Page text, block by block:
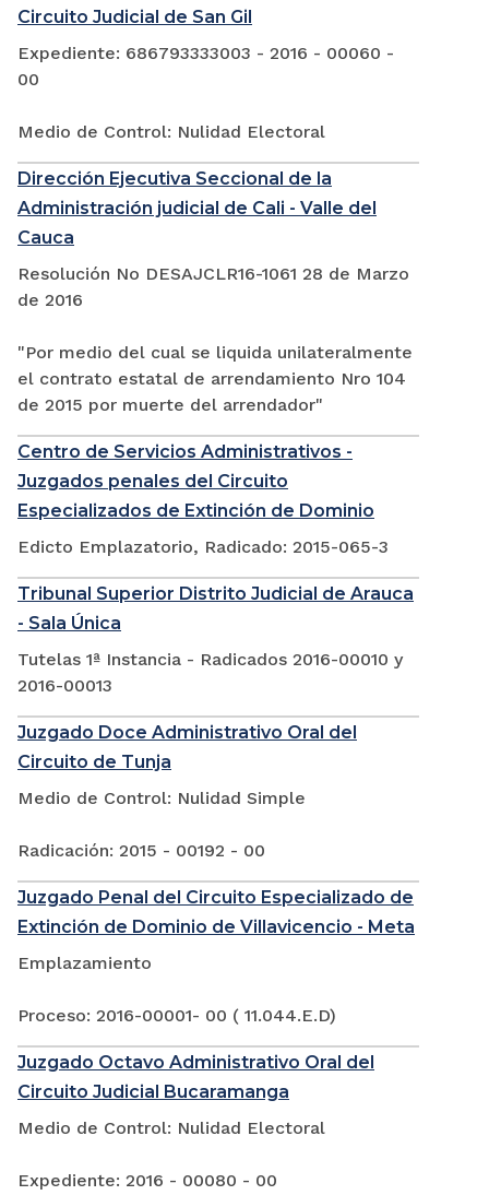
Circuito Judicial de San Gil
Expediente: 686793333003 - 2016 - 00060 -
00
Medio de Control: Nulidad Electoral
Dirección Ejecutiva Seccional de la
Administración judicial de Cali - Valle del
Cauca
Resolución No DESAJCLR16-1061 28 de Marzo
de 2016
"Por medio del cual se liquida unilateralmente
el contrato estatal de arrendamiento Nro 104
de 2015 por muerte del arrendador"
Centro de Servicios Administrativos -
Juzgados penales del Circuito
Especializados de Extinción de Dominio
Edicto Emplazatorio, Radicado: 2015-065-3
Tribunal Superior Distrito Judicial de Arauca
- Sala Única
Tutelas 1ª Instancia - Radicados 2016-00010 y
2016-00013
Juzgado Doce Administrativo Oral del
Circuito de Tunja
Medio de Control: Nulidad Simple
Radicación: 2015 - 00192 - 00
Juzgado Penal del Circuito Especializado de
Extinción de Dominio de Villavicencio - Meta
Emplazamiento
Proceso: 2016-00001- 00 ( 11.044.E.D)
Juzgado Octavo Administrativo Oral del
Circuito Judicial Bucaramanga
Medio de Control: Nulidad Electoral
Expediente: 2016 - 00080 - 00